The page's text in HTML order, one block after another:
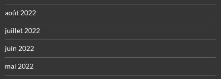
août 2022
juillet 2022
juin 2022
mai 2022